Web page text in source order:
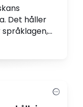
Det håller
språklagen,